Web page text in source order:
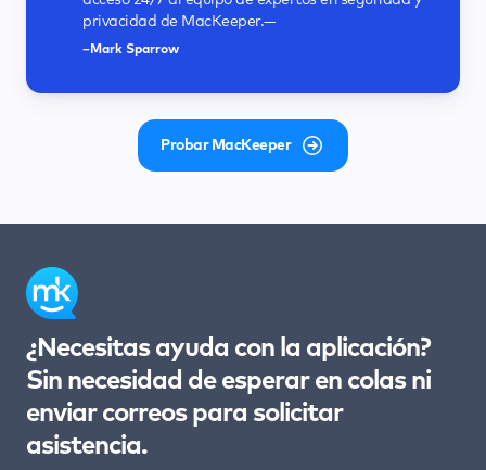
privacidad de MacKeeper.—
–Mark Sparrow
–Neil J Rubenking
–Keith Martin
recuperar espacio, que es más de lo que haría
cualquier software antivirus estándar.—
—
–Chyelle Dvorak
Probar MacKeeper
¿Necesitas ayuda con la aplicación?
Sin necesidad de esperar en colas ni
enviar correos para solicitar
asistencia.